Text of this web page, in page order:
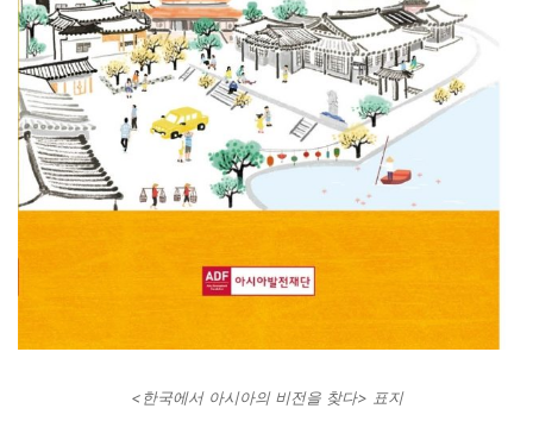
<한국에서 아시아의 비전을 찾다> 표지